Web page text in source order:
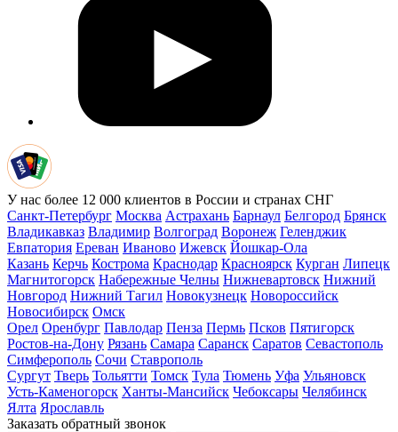
У нас более 12 000 клиентов в России и странах СНГ
Санкт-Петербург Москва Астрахань Барнаул Белгород Брянск
Владикавказ Владимир Волгоград Воронеж Геленджик
Евпатория Ереван Иваново Ижевск Йошкар-Ола
Казань Керчь Кострома Краснодар Красноярск Курган Липецк
Магнитогорск Набережные Челны Нижневартовск Нижний
Новгород Нижний Тагил Новокузнецк Новороссийск
Новосибирск Омск
Орел Оренбург Павлодар Пенза Пермь Псков Пятигорск
Ростов-на-Дону Рязань Самара Саранск Саратов Севастополь
Симферополь Сочи Ставрополь
Сургут Тверь Тольятти Томск Тула Тюмень Уфа Ульяновск
Усть-Каменогорск Ханты-Мансийск Чебоксары Челябинск
Ялта Ярославль
Заказать обратный звонок